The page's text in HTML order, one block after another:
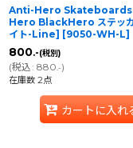
Anti-Hero
Hero BlackHero ステッ
イト-Line] [9050-WH-L]
800.-(税別)
(税込: 880.-)
在庫数 2点
カートに入れ